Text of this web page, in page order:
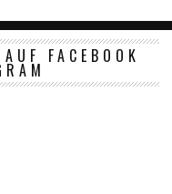
FACEBOOK